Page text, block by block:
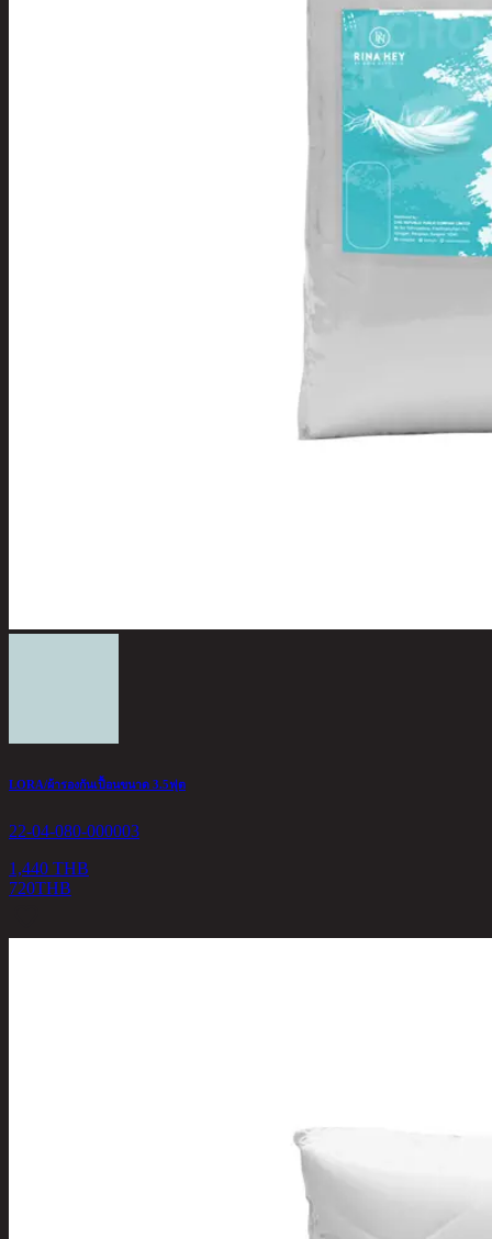
LORA/ผ้ารองกันเปื้อนขนาด 3.5ฟุต
22-04-080-000003
1,440 THB
720THB